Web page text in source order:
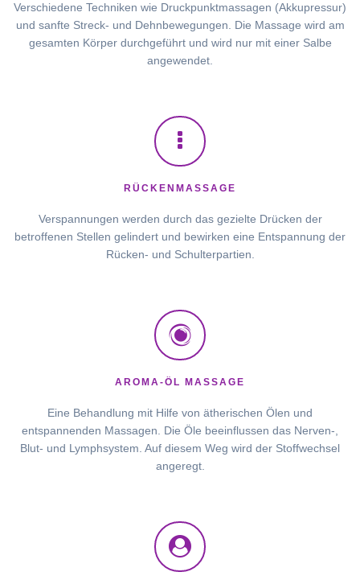
Verschiedene Techniken wie Druckpunktmassagen (Akkupressur)
und sanfte Streck- und Dehnbewegungen. Die Massage wird am
gesamten Körper durchgeführt und wird nur mit einer Salbe
angewendet.
RÜCKENMASSAGE
Verspannungen werden durch das gezielte Drücken der
betroffenen Stellen gelindert und bewirken eine Entspannung der
Rücken- und Schulterpartien.
AROMA-ÖL MASSAGE
Eine Behandlung mit Hilfe von ätherischen Ölen und
entspannenden Massagen. Die Öle beeinflussen das Nerven-,
Blut- und Lymphsystem. Auf diesem Weg wird der Stoffwechsel
angeregt.